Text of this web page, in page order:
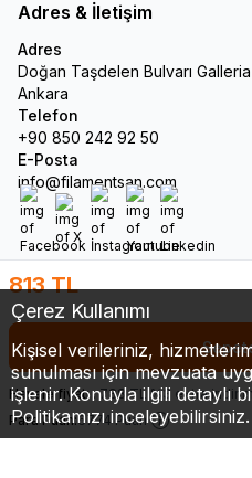
Çerez Kullanımı
Kişisel verileriniz,
sunulması için mevzuata
işlenir. Konuyla ilgili detaylı
Politikamızı inceleyebilirsiniz.
813TL
Havale fiyatı :788 TL % 3 extra indirim
Para Puan:6774 Puan
Adres & İletişim
Adres
Doğan Taşdelen Bulvarı
Ankara
Telefon
+90 850 242 92 50
E-Posta
info@filamentsan.com
Facebook
X İnstagram
Youtube